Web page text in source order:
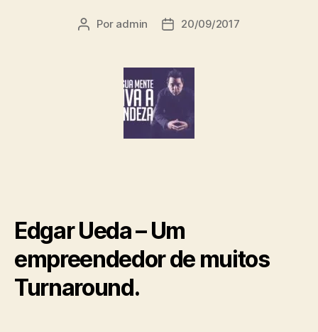
Por admin 20/09/2017
Edgar Ueda – Um
empreendedor de muitos
Turnaround.